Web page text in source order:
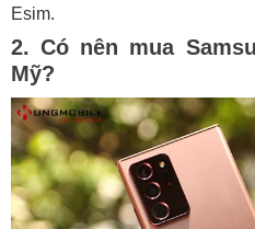
Esim.
2. Có nên mua
Mỹ?